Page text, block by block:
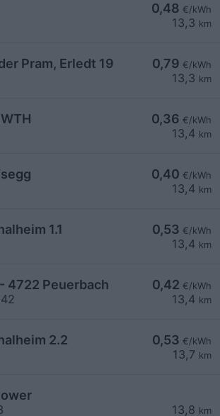
0,48 €/kWh
13,3 km
0,79 €/kWh
13,3 km
Pram, Erledt 19
0,36 €/kWh
13,4 km
0,40 €/kWh
13,4 km
0,53 €/kWh
13,4 km
1.1
0,42 €/kWh
13,4 km
4722 Peuerbach
0,53 €/kWh
13,7 km
2.2
13,8 km